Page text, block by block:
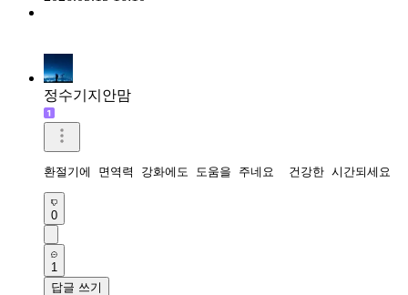
정수기지안맘
환절기에 면역력 강화에도 도움을 주네요  건강한 시간되세요
0
1
답글 쓰기